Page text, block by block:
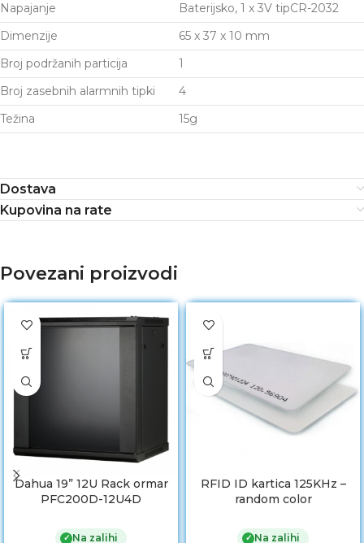
Napajanje
Baterijsko, 1 x 3V tipCR-2032
Dimenzije
65 x 37 x 10 mm
Broj podržanih particija
1
Broj zasebnih alarmnih tipki
4
Težina
15g
Dostava
Kupovina na rate
Povezani proizvodi
Dahua 19” 12U Rack ormar
PFC200D-12U4D
✓ Na zalihi
RFID ID kartica 125KHz –
random color
✓ Na zalihi